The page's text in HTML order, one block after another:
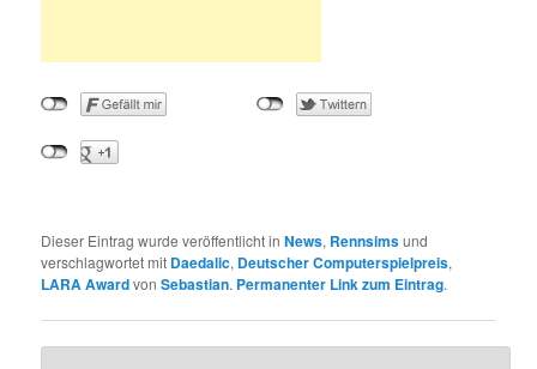
Dieser Eintrag wurde veröffentlicht inNews, Rennsimsund
verschlagwortet mit Daedalic, Deutscher Computerspielpreis,
LARA AwardvonSebastian. Permanenter Link zum Eintrag.